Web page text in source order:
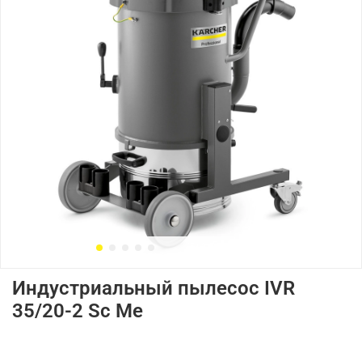
Индустриальный пылесос IVR
35/20-2 Sc Me